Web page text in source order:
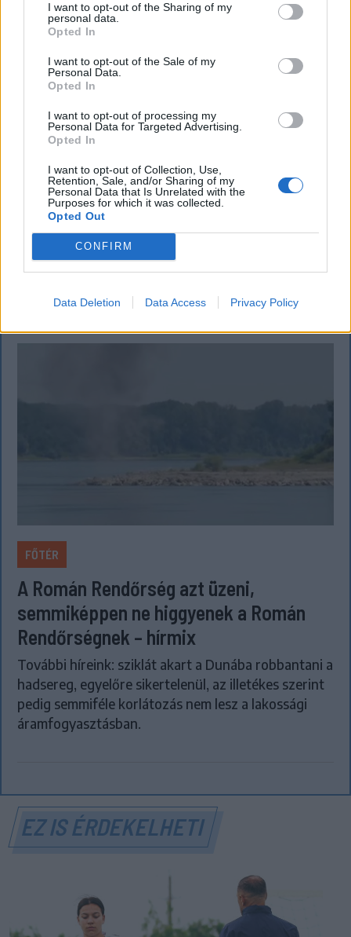
I want to opt-out of the Sharing of my
personal data.
Opted In
I want to opt-out of the Sale of my
Personal Data.
Opted In
I want to opt-out of processing my
Personal Data for Targeted Advertising.
Opted In
I want to opt-out of Collection, Use,
Retention, Sale, and/or Sharing of my
Personal Data that Is Unrelated with the
Purposes for which it was collected.
Opted Out
CONFIRM
Data Deletion Data Access Privacy Policy
KRÓNIKA
személyi?
Sok román állampolgár még mindig az 1997-es
mintára kiállított személyi igazolványt használja,
azonban ezt fokozatosan kivonják a forgalomból,
amint az új elektronikus és egyszerű személyi
FŐTÉR
A Román Rendőrség azt üzeni,
semmiképpen ne higgyenek a Román
Rendőrségnek – hírmix
További híreink: sziklát akart a Dunába robbantani a
hadsereg, egyelőre sikertelenül, az illetékes szerint
pedig semmiféle korlátozás nem lesz a lakossági
áramfogyasztásban.
EZ IS ÉRDEKELHETI